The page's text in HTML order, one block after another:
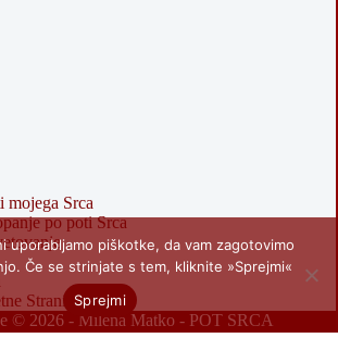
mojega Srca
po poti Srca
Strani
© 2026 - Milena Matko - POT SRCA
uporabljamo piškotke, da vam zagotovimo
Če se strinjate s tem, kliknite »Sprejmi«
Sprejmi